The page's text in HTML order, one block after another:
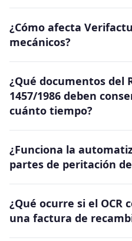
¿Cómo afecta
mecánicos?
¿Qué documentos del
1457/1986 deben
cuánto tiempo?
¿Funciona la
partes de peritación
¿Qué ocurre si el OCR
una factura de